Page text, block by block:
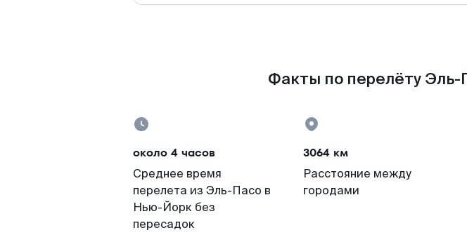
Факты по перелёту Эль-
около 4 часов
Среднее время
перелета из Эль-Пасо в
Нью-Йорк без
пересадок
3064 км
Расстояние между
городами